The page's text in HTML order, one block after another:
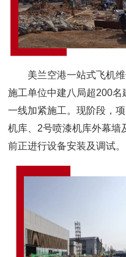
美兰空港一站式飞机
施工单位中建八局超200名
一线加紧施工。现阶段，
机库、2号喷漆机库外幕墙
前正进行设备安装及调试。